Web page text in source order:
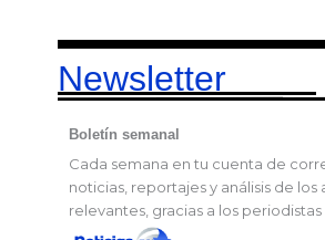
Newsletter
Boletín semanal
Cada semana en tu cuenta de
noticias, reportajes y análisis de
relevantes, gracias a los periodistas